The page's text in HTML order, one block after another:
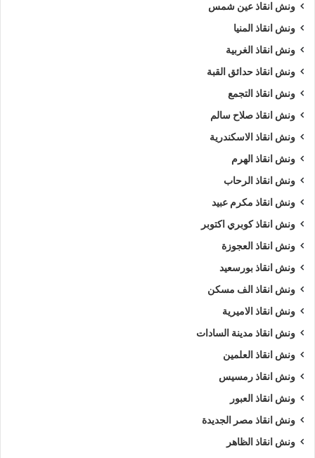
ونش انقاذ عين شمس
ونش انقاذ المنيا
ونش انقاذ الغربية
ونش انقاذ حدائق القبة
ونش انقاذ التجمع
ونش انقاذ صلاح سالم
ونش انقاذ الاسكندرية
ونش انقاذ الهرم
ونش انقاذ الرحاب
ونش انقاذ مكرم عبيد
ونش انقاذ كوبري اكتوبر
ونش انقاذ العجوزة
ونش انقاذ بورسعيد
ونش انقاذ الف مسكن
ونش انقاذ الاميرية
ونش انقاذ مدينة السادات
ونش انقاذ العلمين
ونش انقاذ رمسيس
ونش انقاذ العبور
ونش انقاذ مصر الجديدة
ونش انقاذ الظاهر